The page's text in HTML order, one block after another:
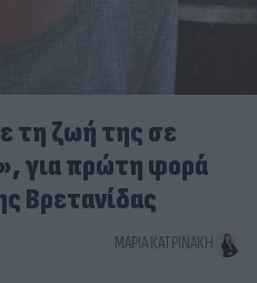
τη ζωή της σε
για πρώτη φορά
Βρετανίδας
ΜΑΡΊΑ ΚΑΤΡΙΝΆΚΗ